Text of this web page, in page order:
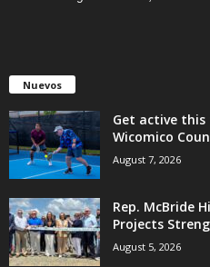
Nuevos
Get active
Wicomico
August 7, 2026
Rep. McBride
Projects
August 5, 2026